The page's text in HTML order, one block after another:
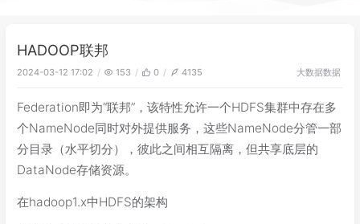
HADOOP联邦
2024-03-12 17:02 153 0 4135 大数据数据
Federation即为“联邦”，该特性允许一个HDFS集群中存在多
个NameNode同时对外提供服务，这些NameNode分管一部
分目录（水平切分），彼此之间相互隔离，但共享底层的
DataNode存储资源。
在hadoop1.x中HDFS的架构